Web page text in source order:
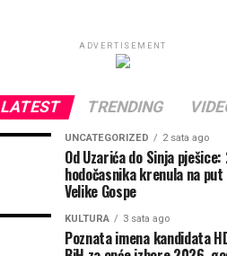
ADVERTISEMENT
LATEST TRENDING
UNCATEGORIZED 2 sata ago
Od Uzarića do Sinja pješice:
hodočasnika krenula na put
Velike Gospe
KULTURA 3 sata ago
Poznata imena kandidata